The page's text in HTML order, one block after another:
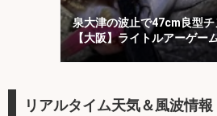
泉大津の波止で47cm良型
【大阪】ライトルアーゲー
リアルタイム天気＆風波情報